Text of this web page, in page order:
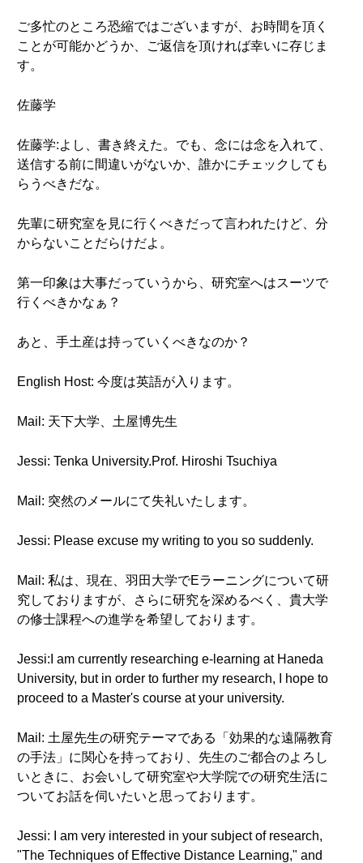
ご多忙のところ恐縮ではございますが、お時間を頂く
ことが可能かどうか、ご返信を頂ければ幸いに存じま
す。
佐藤学
佐藤学:よし、書き終えた。でも、念には念を入れて、
送信する前に間違いがないか、誰かにチェックしても
らうべきだな。
先輩に研究室を見に行くべきだって言われたけど、分
からないことだらけだよ。
第一印象は大事だっていうから、研究室へはスーツで
行くべきかなぁ？
あと、手土産は持っていくべきなのか？
English Host: 今度は英語が入ります。
Mail: 天下大学、土屋博先生
Jessi: Tenka University.Prof. Hiroshi Tsuchiya
Mail: 突然のメールにて失礼いたします。
Jessi: Please excuse my writing to you so suddenly.
Mail: 私は、現在、羽田大学でEラーニングについて研
究しておりますが、さらに研究を深めるべく、貴大学
の修士課程への進学を希望しております。
Jessi:I am currently researching e-learning at Haneda
University, but in order to further my research, I hope to
proceed to a Master's course at your university.
Mail: 土屋先生の研究テーマである「効果的な遠隔教育
の手法」に関心を持っており、先生のご都合のよろし
いときに、お会いして研究室や大学院での研究生活に
ついてお話を伺いたいと思っております。
Jessi: I am very interested in your subject of research,
"The Techniques of Effective Distance Learning," and